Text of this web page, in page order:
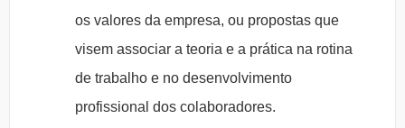
os valores da empresa, ou propostas que
visem associar a teoria e a prática na rotina
de trabalho e no desenvolvimento
profissional dos colaboradores.